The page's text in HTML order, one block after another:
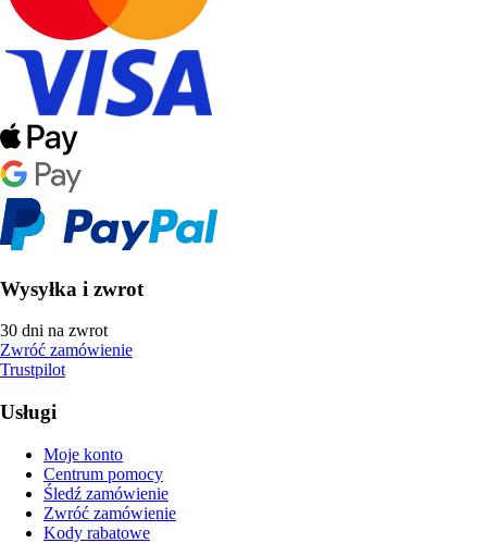
Wysyłka i zwrot
30 dni na zwrot
Zwróć zamówienie
Trustpilot
Usługi
Moje konto
Centrum pomocy
Śledź zamówienie
Zwróć zamówienie
Kody rabatowe